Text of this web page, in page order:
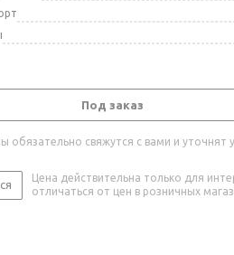
Под заказ
обязательно свяжутся с вами и уточнят
Цена действительна только для
отличаться от цен в розничных